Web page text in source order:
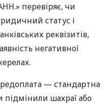
перевіряє, чи
статус і
реквізитів,
негативної
— стандартна
підмінили шахраї або